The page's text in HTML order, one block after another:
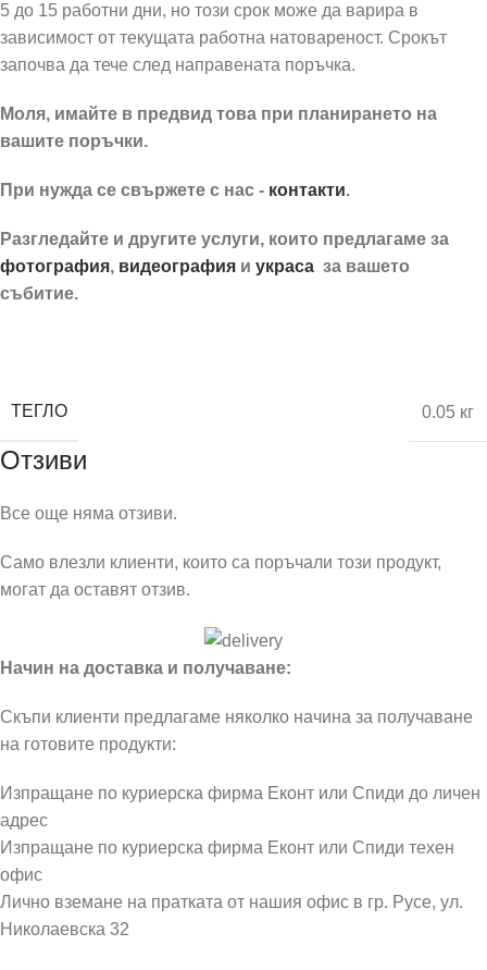
5 до 15 работни дни, но този срок може да варира в
зависимост от текущата работна натовареност. Срокът
започва да тече след направената поръчка.
Моля, имайте в предвид това при планирането на
вашите поръчки.
При нужда се свържете с нас - контакти.
Разгледайте и другите услуги, които предлагаме за
фотография, видеография и украса за вашето
събитие.
ТЕГЛО 0.05 кг
Отзиви
Все още няма отзиви.
Само влезли клиенти, които са поръчали този продукт,
могат да оставят отзив.
Начин на доставка и получаване:
Скъпи клиенти предлагаме няколко начина за получаване
на готовите продукти:
Изпращане по куриерска фирма Еконт или Спиди до личен
адрес
Изпращане по куриерска фирма Еконт или Спиди техен
офис
Лично вземане на пратката от нашия офис в гр. Русе, ул.
Николаевска 32